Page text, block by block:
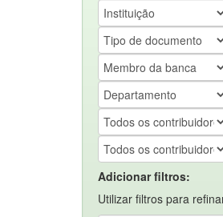
Adicionar filtros:
Utilizar filtros para